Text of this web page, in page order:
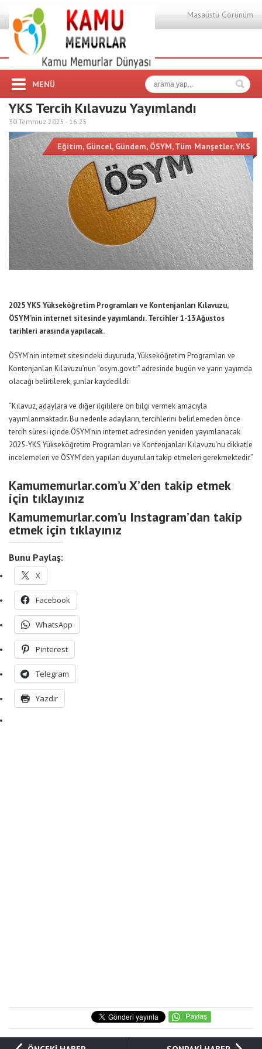
Masaüstü Görünüm
MENÜ
YKS Tercih Kılavuzu Yayımlandı
30 Temmuz 2025 - 16:25
Eğitim, Güncel, Gündem, ÖSYM,Tüm Manşetler,YKS
2025 YKS Yükseköğretim Programları ve Kontenjanları Kılavuzu,
ÖSYM’nin internet sitesinde yayımlandı. Tercihler 1-13 Ağustos
tarihleri arasında yapılacak.
ÖSYM’nin internet sitesindeki duyuruda, Yükseköğretim Programları ve
Kontenjanları Kılavuzu’nun “osym.gov.tr” adresinde bugün ve yarın yayımda
olacağı belirtilerek, şunlar kaydedildi:
“Kılavuz, adaylara ve diğer ilgililere ön bilgi vermek amacıyla
yayımlanmaktadır. Bu nedenle adayların, tercihlerini belirlemeden önce
tercih süresi içinde ÖSYM’nin internet adresinden yeniden yayımlanacak
2025-YKS Yükseköğretim Programları ve Kontenjanları Kılavuzu’nu dikkatle
incelemeleri ve ÖSYM’den yapılan duyuruları takip etmeleri gerekmektedir.”
Kamumemurlar.com’u X’den takip etmek
için tıklayınız
Kamumemurlar.com’u Instagram’dan takip
etmek için tıklayınız
Bunu Paylaş:
X
Facebook
WhatsApp
Pinterest
Telegram
Yazdır